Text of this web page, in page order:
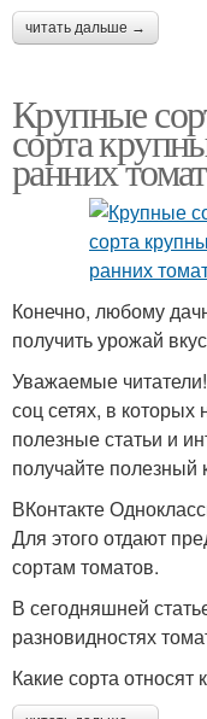
читать дальше →
Крупные
сорта
ранних
Конечно, любому
получить урожай
Уважаемые
соц сетях, в которых
полезные статьи и
получайте полезный
ВКонтакте
Для этого отдают
сортам томатов.
В сегодняшней
разновидностях
Какие сорта относят